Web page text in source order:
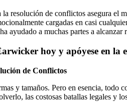
resolución de conflictos asegura el
cargadas en casi
ayudado a muchas partes a
hoy y apóyese en
de Conflictos
y tamaños. Pero en esencia, todo
las costosas batallas legales y